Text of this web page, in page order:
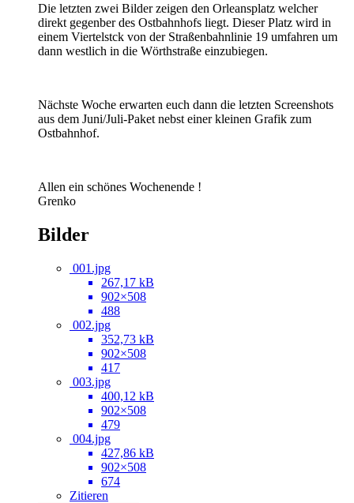
Die letzten zwei Bilder zeigen den Orleansplatz welcher
direkt gegenber des Ostbahnhofs liegt. Dieser Platz wird in
einem Viertelstck von der Straßenbahnlinie 19 umfahren um
dann westlich in die Wörthstraße einzubiegen.
Nächste Woche erwarten euch dann die letzten Screenshots
aus dem Juni/Juli-Paket nebst einer kleinen Grafik zum
Ostbahnhof.
Allen ein schönes Wochenende !
Grenko
Bilder
001.jpg
267,17 kB
902×508
488
002.jpg
352,73 kB
902×508
417
003.jpg
400,12 kB
902×508
479
004.jpg
427,86 kB
902×508
674
Zitieren